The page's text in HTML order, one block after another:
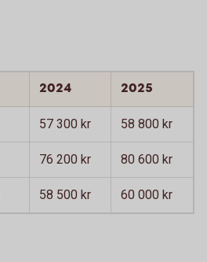
2024 2025
57 300 kr 58 800 kr
76 200 kr 80 600 kr
58 500 kr 60 000 kr